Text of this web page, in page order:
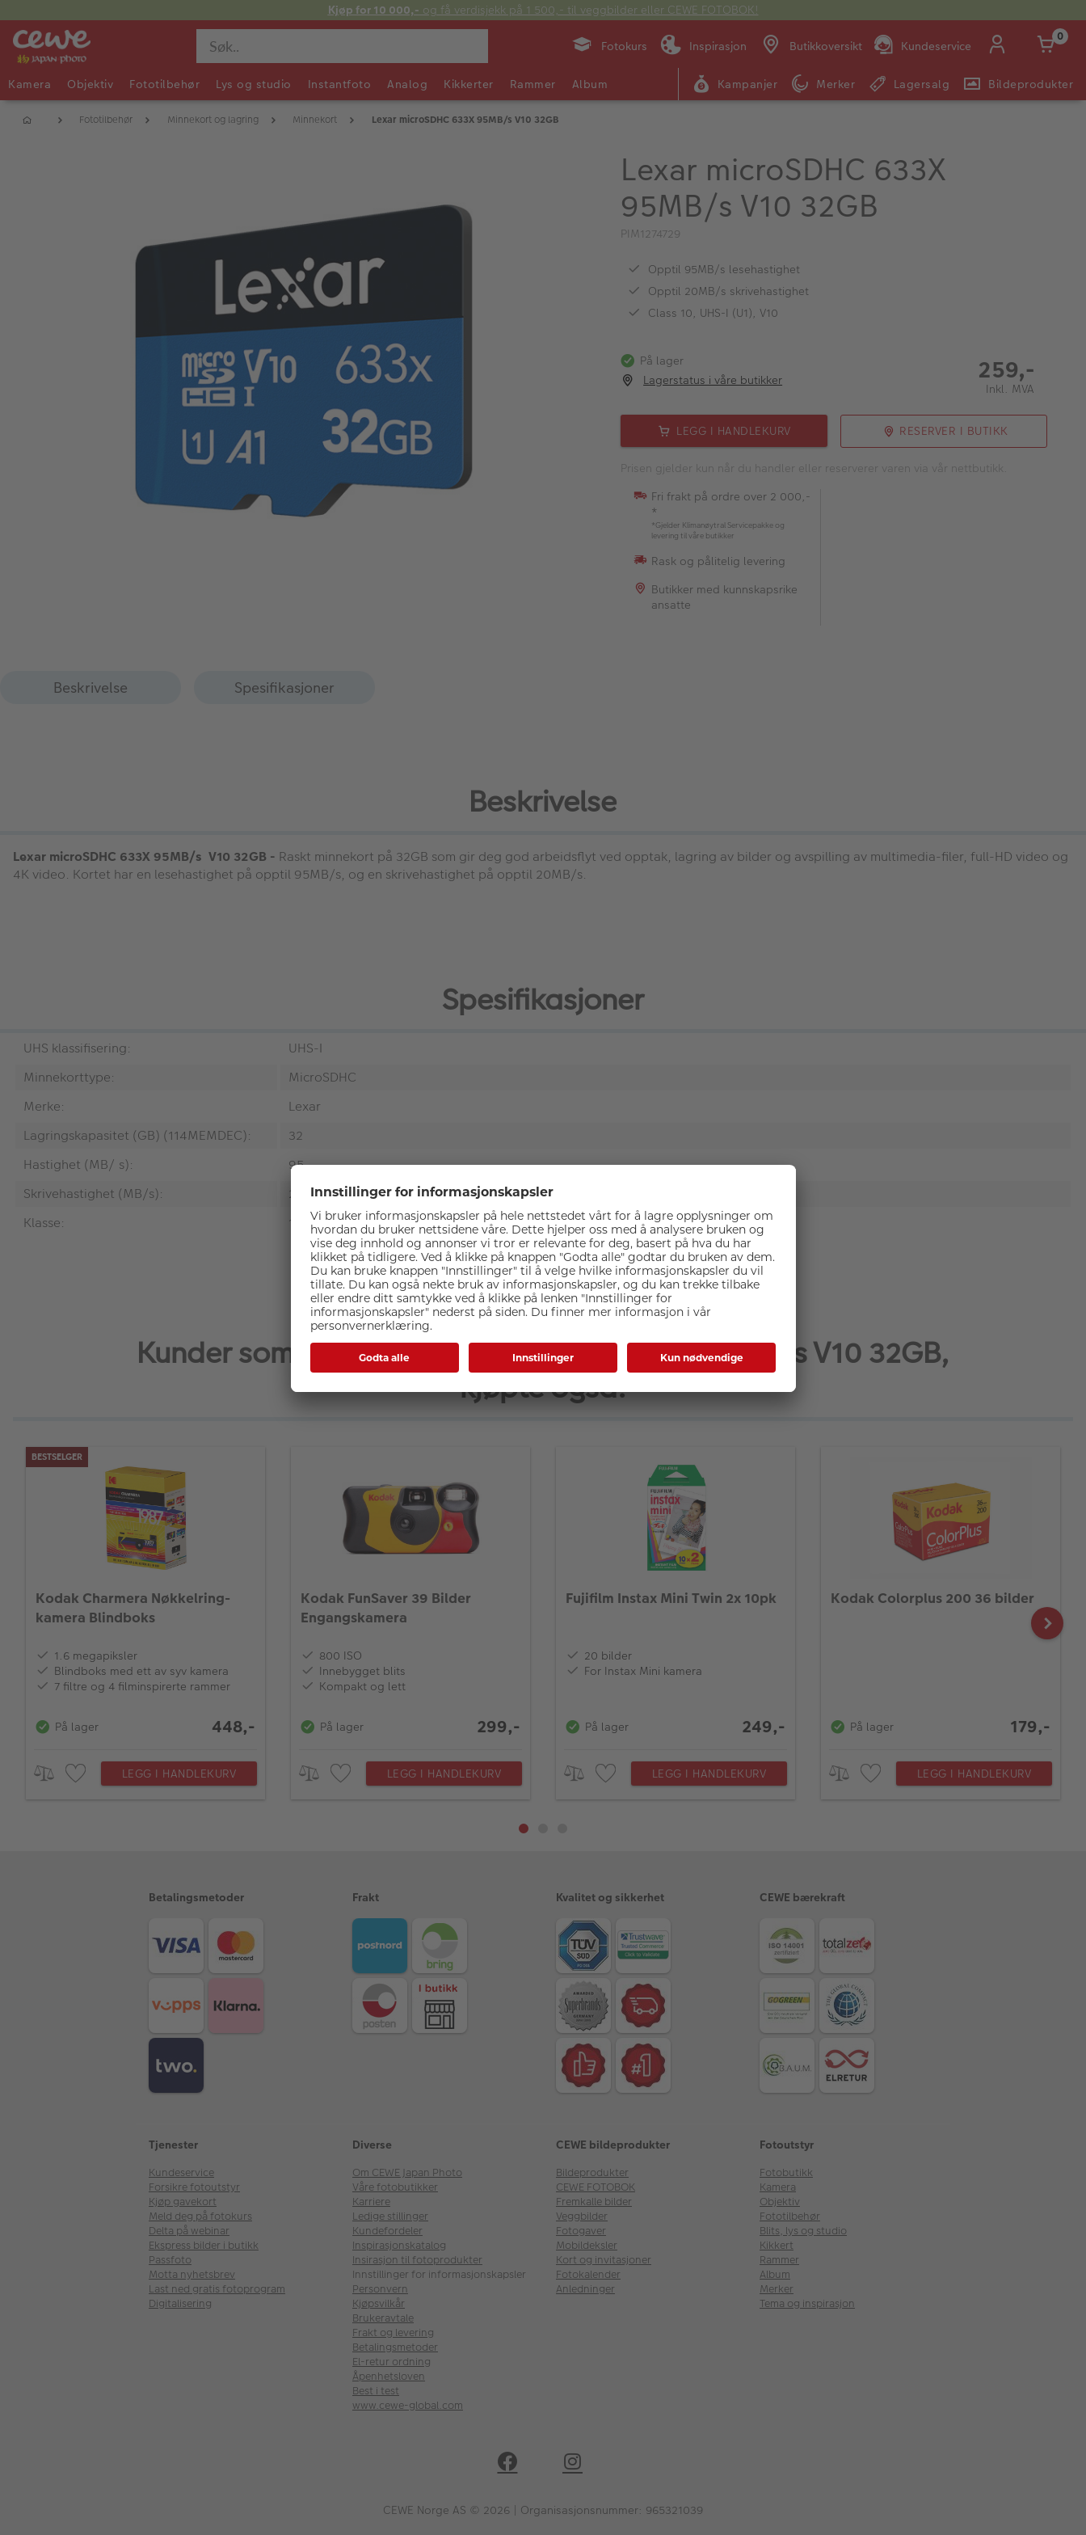
Kjøp for 10 000,- og få verdisjekk på 1 500,- til veggbilder eller CEWE FOTOBOK!
Fotokurs Inspirasjon Butikkoversikt Kundeservice
Man -
09:00 -
14:00 -
0
Kamera Objektiv Fototilbehør Lys og studio Instantfoto Analog Kikkerter Rammer Album Kampanjer Merker Lagersalg Bildeprodukter
Fototilbehør Minnekort og lagring Minnekort Lexar microSDHC 633X 95MB/s V10 32GB
Lexar microSDHC 633X
95MB/s V10 32GB
PIM1274729
Opptil 95MB/s lesehastighet
Opptil 20MB/s skrivehastighet
Class 10, UHS-I (U1), V10
På lager
Lagerstatus i våre butikker
259,-
Inkl. MVA
LEGG I HANDLEKURV RESERVER I BUTIKK
Prisen gjelder kun når du handler eller reserverer varen via vår nettbutikk.
Fri frakt på ordre over 2 000,-
*
*Gjelder Klimanøytral Servicepakke og
levering til våre butikker
Rask og pålitelig levering
Butikker med kunnskapsrike
ansatte
Beskrivelse Spesifikasjoner
Beskrivelse
Lexar microSDHC 633X 95MB/s V10 32GB - Raskt minnekort på 32GB som gir deg god arbeidsflyt ved opptak, lagring av bilder og avspilling av multimedia-filer, full-HD video og
4K video. Kortet har en lesehastighet på opptil 95MB/s, og en skrivehastighet på opptil 20MB/s.
Spesifikasjoner
UHS klassifisering:
UHS-I
Minnekorttype:
MicroSDHC
Merke:
Lexar
Lagringskapasitet (GB) (114MEMDEC):
32
Hastighet (MB/ s):
95
Skrivehastighet (MB/s):
20
Klasse:
10
Kunder som kjøpte Lexar microSDHC 633X 95MB/s V10 32GB,
kjøpte også:
BESTSELGER
Kodak Charmera Nøkkelring-
kamera Blindboks
1.6 megapiksler
Blindboks med ett av syv kamera
7 filtre og 4 filminspirerte rammer
På lager 448,-
LEGG I HANDLEKURV
Kodak FunSaver 39 Bilder
Engangskamera
800 ISO
Innebygget blits
Kompakt og lett
På lager 299,-
LEGG I HANDLEKURV
Fujifilm Instax Mini Twin 2x 10pk
20 bilder
For Instax Mini kamera
På lager 249,-
LEGG I HANDLEKURV
Kodak Colorplus 200 36 bilder
På lager 179,-
LEGG I HANDLEKURV
Betalingsmetoder Frakt Kvalitet og sikkerhet CEWE bærekraft
Tjenester
Kundeservice
Forsikre fotoutstyr
Kjøp gavekort
Meld deg på fotokurs
Delta på webinar
Ekspress bilder i butikk
Passfoto
Motta nyhetsbrev
Last ned gratis fotoprogram
Digitalisering
Diverse
Om CEWE Japan Photo
Våre fotobutikker
Karriere
Ledige stillinger
Kundefordeler
Inspirasjonskatalog
Insirasjon til fotoprodukter
Innstillinger for informasjonskapsler
Personvern
Kjøpsvilkår
Brukeravtale
Frakt og levering
Betalingsmetoder
El-retur ordning
Åpenhetsloven
Best i test
www.cewe-global.com
CEWE bildeprodukter
Bildeprodukter
CEWE FOTOBOK
Fremkalle bilder
Veggbilder
Fotogaver
Mobildeksler
Kort og invitasjoner
Fotokalender
Anledninger
Fotoutstyr
Fotobutikk
Kamera
Objektiv
Fototilbehør
Blits, lys og studio
Kikkert
Rammer
Album
Merker
Tema og inspirasjon
CEWE Norge AS © 2026 | Organisasjonsnummer: 965321039